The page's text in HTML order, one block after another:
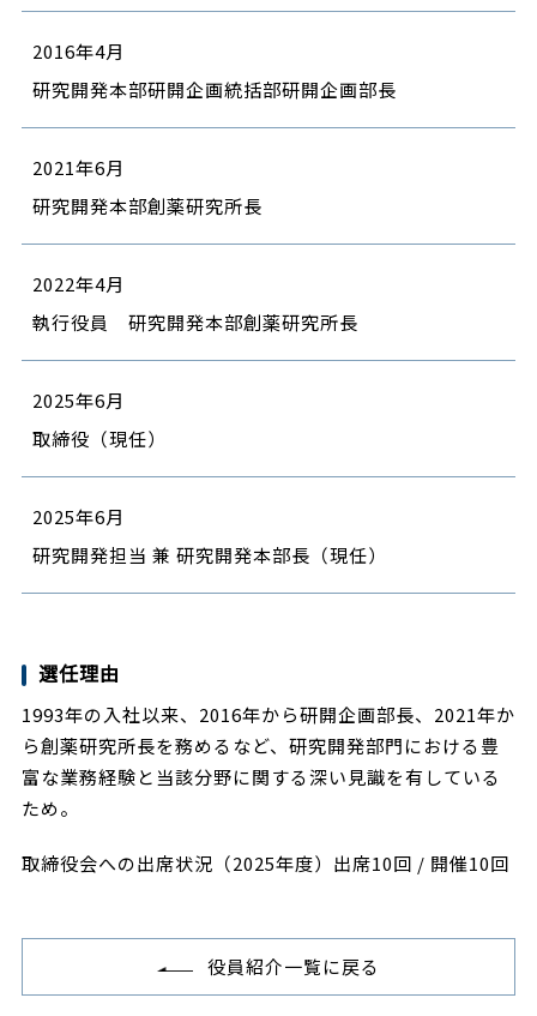
2016年4月
研究開発本部研開企画統括部研開企画部長
2021年6月
研究開発本部創薬研究所長
2022年4月
執行役員 研究開発本部創薬研究所長
2025年6月
取締役（現任）
2025年6月
研究開発担当 兼 研究開発本部長（現任）
選任理由
1993年の入社以来、2016年から研開企画部長、2021年か
ら創薬研究所長を務めるなど、研究開発部門における豊
富な業務経験と当該分野に関する深い見識を有している
ため。
取締役会への出席状況（2025年度）出席10回 / 開催10回
役員紹介一覧に戻る